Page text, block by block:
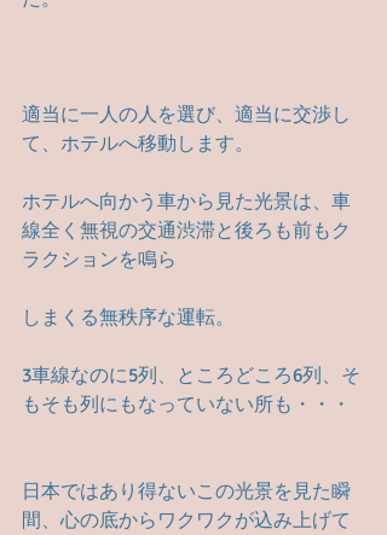
適当に一人の人を選び、適当に交渉し
て、ホテルへ移動します。
ホテルへ向かう車から見た光景は、車
線全く無視の交通渋滞と後ろも前もク
ラクションを鳴ら
しまくる無秩序な運転。
3車線なのに5列、ところどころ6列、そ
もそも列にもなっていない所も・・・
日本ではあり得ないこの光景を見た瞬
間、心の底からワクワクが込み上げて